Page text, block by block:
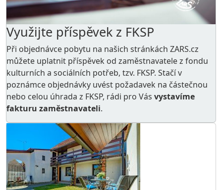
Využijte příspěvek z FKSP
Při objednávce pobytu na našich stránkách ZARS.cz
můžete uplatnit příspěvek od zaměstnavatele z fondu
kulturních a sociálních potřeb, tzv. FKSP. Stačí v
poznámce objednávky uvést požadavek na částečnou
nebo celou úhrada z FKSP, rádi pro Vás vystavíme
fakturu zaměstnavateli.